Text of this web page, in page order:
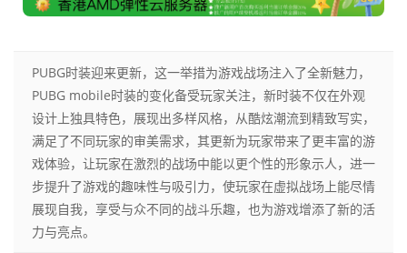
PUBG时装迎来更新，这一举措为游戏战场注入了全新魅力，
PUBG mobile时装的变化备受玩家关注，新时装不仅在外观
设计上独具特色，展现出多样风格，从酷炫潮流到精致写实，
满足了不同玩家的审美需求，其更新为玩家带来了更丰富的游
戏体验，让玩家在激烈的战场中能以更个性的形象示人，进一
步提升了游戏的趣味性与吸引力，使玩家在虚拟战场上能尽情
展现自我，享受与众不同的战斗乐趣，也为游戏增添了新的活
力与亮点。